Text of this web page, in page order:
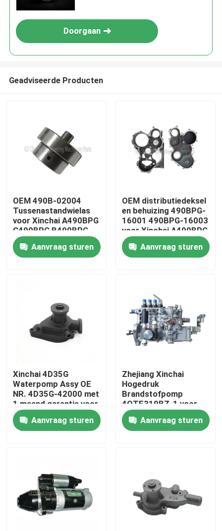
Thuis
Over ons
Fabriekstocht
Kwaliteitscontrole
Neem contact met ons op
Motormontage
Doorgaan
Geadviseerde Producten
OEM 490B-02004
Tussenastandwielas
voor Xinchai A490BPG
C490BPG B490BPG
A495BPG A498BPG
4D27G31 Motoren
met 3 Maanden
Aanvraag sturen
OEM distributiedeksel
en behuizing 490BPG-
16001 490BPG-16003
voor Xinchai A490BPG
4D27G31
vorkheftruck
Aanvraag sturen
Xinchai 4D35G
Waterpomp Assy OE
NR. 4D35G-42000 met
1 maand garantie voor
vorkheftruckmotoren
Aanvraag sturen
Zhejiang Xinchai
Hogedruk
Brandstofpomp
4QTF319BZ-1 voor
A498BZG Dieselmotor
met Video Uitgaande
Inspectie
Aanvraag sturen